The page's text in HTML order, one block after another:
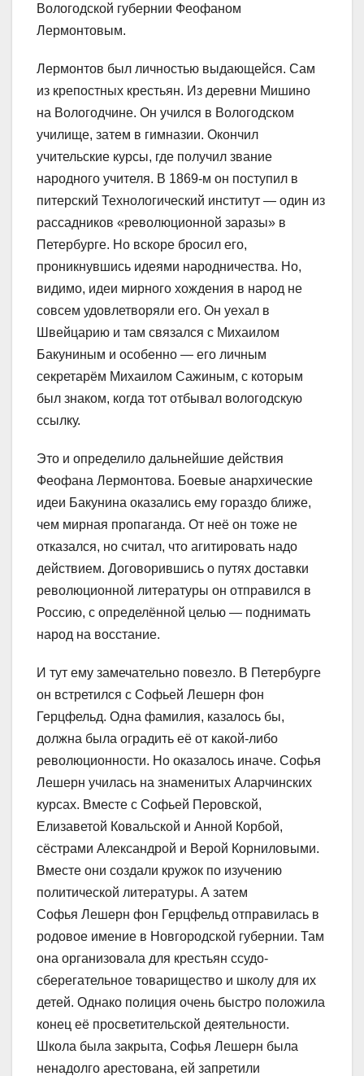
Вологодской губернии Феофаном
Лермонтовым.
Лермонтов был личностью выдающейся. Сам
из крепостных крестьян. Из деревни Мишино
на Вологодчине. Он учился в Вологодском
училище, затем в гимназии. Окончил
учительские курсы, где получил звание
народного учителя. В 1869-м он поступил в
питерский Технологический институт ― один из
рассадников «революционной заразы» в
Петербурге. Но вскоре бросил его,
проникнувшись идеями народничества. Но,
видимо, идеи мирного хождения в народ не
совсем удовлетворяли его. Он уехал в
Швейцарию и там связался с Михаилом
Бакуниным и особенно ― его личным
секретарём Михаилом Сажиным, с которым
был знаком, когда тот отбывал вологодскую
ссылку.
Это и определило дальнейшие действия
Феофана Лермонтова. Боевые анархические
идеи Бакунина оказались ему гораздо ближе,
чем мирная пропаганда. От неё он тоже не
отказался, но считал, что агитировать надо
действием. Договорившись о путях доставки
революционной литературы он отправился в
Россию, с определённой целью ― поднимать
народ на восстание.
И тут ему замечательно повезло. В Петербурге
он встретился с Софьей Лешерн фон
Герцфельд. Одна фамилия, казалось бы,
должна была оградить её от какой-либо
революционности. Но оказалось иначе. Софья
Лешерн училась на знаменитых Аларчинских
курсах. Вместе с Софьей Перовской,
Елизаветой Ковальской и Анной Корбой,
сёстрами Александрой и Верой Корниловыми.
Вместе они создали кружок по изучению
политической литературы. А затем
Софья Лешерн фон Герцфельд отправилась в
родовое имение в Новгородской губернии. Там
она организовала для крестьян ссудо-
сберегательное товарищество и школу для их
детей. Однако полиция очень быстро положила
конец её просветительской деятельности.
Школа была закрыта, Софья Лешерн была
ненадолго арестована, ей запретили